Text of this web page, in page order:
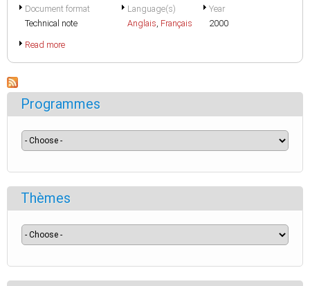
Document format
Technical note
Language(s)
Anglais, Français
Year
2000
Read more
Programmes
Thèmes